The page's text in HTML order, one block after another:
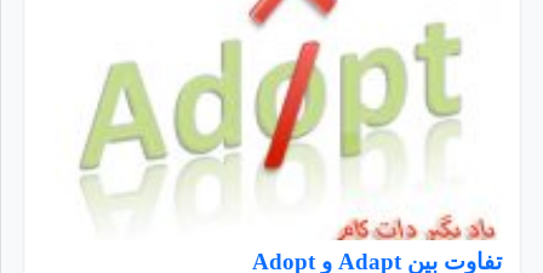
تفاوت بین Adapt و Adopt